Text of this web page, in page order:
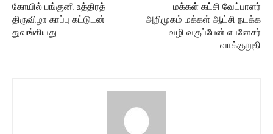
கோயில் பங்குனி உத்திரத்
திருவிழா காப்பு கட்டுடன்
துவங்கியது
மக்கள் கட்சி வேட்பாளர்
அறிமுகம் மக்கள் ஆட்சி நடக்க
வழி வகுப்பேன் எபனேசர்
வாக்குறுதி